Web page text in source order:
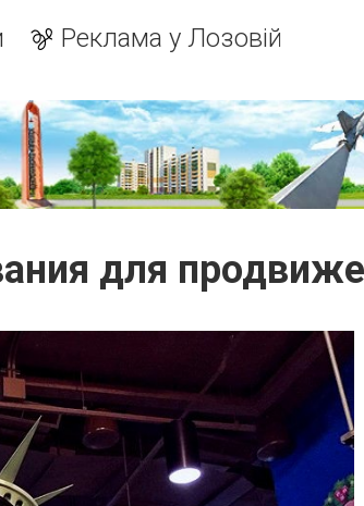
Реклама у Лозовій
для